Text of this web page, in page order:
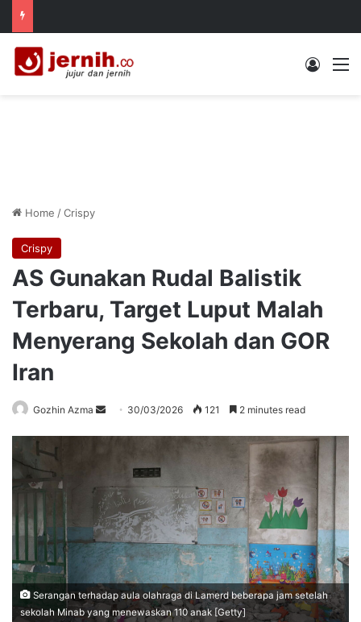
Log In
Home /Crispy
Crispy
AS Gunakan Rudal Balistik
Terbaru, Target Luput Malah
Menyerang Sekolah dan GOR
Iran
Gozhin Azma
Send 30/03/2026 121 2 minutes read
Serangan terhadap aula olahraga di Lamerd beberapa jam setelah
sekolah Minab yang menewaskan 110 anak [Getty]